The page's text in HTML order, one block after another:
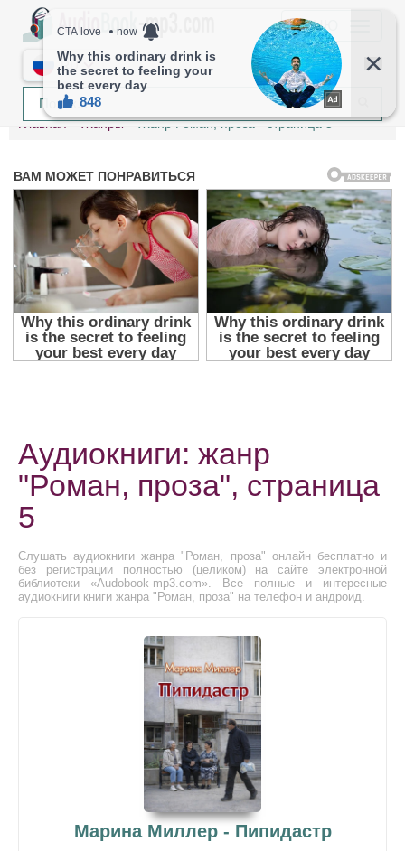
МЕНЮ
RU
Главная Жанры Жанр Роман, проза - страница 5
Аудиокниги: жанр
"Роман, проза", страница
5
Слушать аудиокниги жанра "Роман, проза" онлайн бесплатно и
без регистрации полностью (целиком) на сайте электронной
библиотеки «Audobook-mp3.com». Все полные и интересные
аудиокниги книги жанра "Роман, проза" на телефон и андроид.
Марина Миллер - Пипидастр